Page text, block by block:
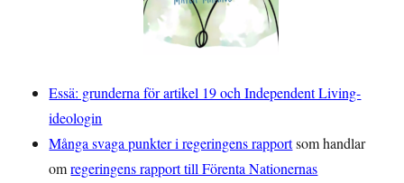
Essä: grunderna för artikel 19 och Independent Living-
ideologin
Många svaga punkter i regeringens rapportsom handlar
omregeringens rapport till Förenta Nationernas